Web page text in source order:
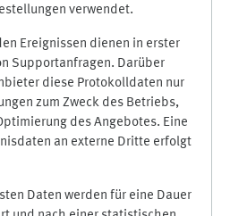
verwendet.
Ereignissen dienen in erster
Supportanfragen. Darüber
diese Protokolldaten nur
zum Zweck des Betriebs,
des Angebotes. Eine
an externe Dritte erfolgt
Daten werden für eine Dauer